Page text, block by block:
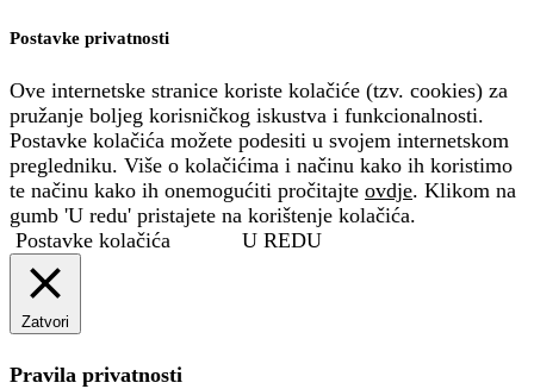
Postavke privatnosti
Ove internetske stranice koriste kolačiće (tzv. cookies) za
pružanje boljeg korisničkog iskustva i funkcionalnosti.
Postavke kolačića možete podesiti u svojem internetskom
pregledniku. Više o kolačićima i načinu kako ih koristimo
te načinu kako ih onemogućiti pročitajte ovdje. Klikom na
gumb 'U redu' pristajete na korištenje kolačića.
Postavke kolačića
U REDU
Zatvori
Pravila privatnosti